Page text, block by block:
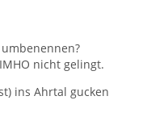
nicht gelingt.
ins Ahrtal gucken